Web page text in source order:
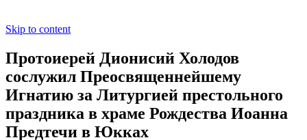
Skip to content
Протоиерей Дионисий Холодов
сослужил Преосвященнейшему
Игнатию за Литургией престольного
праздника в храме Рождества Иоанна
Предтечи в Юкках